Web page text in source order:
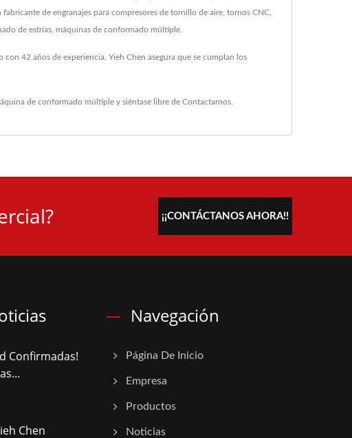
de engranajes para compresores de tornillo de aire, tornos CNC,
de estrías, máquinas de conformado múltiple.
42 años de experiencia, Yieh Chen asegura que se cumplan los
de conformado múltiple y siéntase libre de Contactarnos
¡¡CONTÁCTANOS AHORA!!
Confirmadas!
Chen
Navegación
Página De Inicio
Empresa
Productos
Noticias